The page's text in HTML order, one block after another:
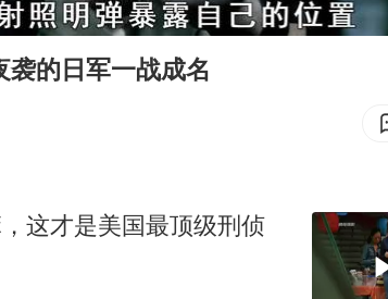
未知
国编制完成新版全月地质图
韧性和活力
的日军一战成名
这才是美国最顶级刑侦